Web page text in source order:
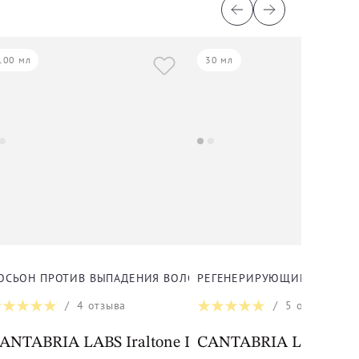
ЛИЦА
Solution
мл
ПРОТИВ ВЫПАДЕНИЯ ВОЛОС ДЛЯ ВОЛОС
/4 отзыва
LABS Iraltone Locion Anticiada
30 мл
РЕГЕНЕРИРУЮЩИЙ
/ 5 отзывов
CANTABRIA LABS